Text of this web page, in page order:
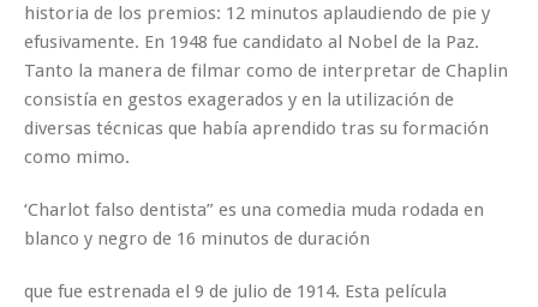
historia de los premios: 12 minutos aplaudiendo de pie y
efusivamente. En 1948 fue candidato al Nobel de la Paz.
Tanto la manera de filmar como de interpretar de Chaplin
consistía en gestos exagerados y en la utilización de
diversas técnicas que había aprendido tras su formación
como mimo.
‘Charlot falso dentista” es una comedia muda rodada en
blanco y negro de 16 minutos de duración
que fue estrenada el 9 de julio de 1914. Esta película